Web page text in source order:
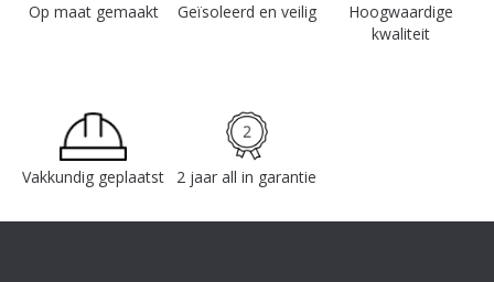
Op maat gemaakt Geïsoleerd en veilig
Hoogwaardige
kwaliteit
Vakkundig geplaatst 2 jaar all in garantie